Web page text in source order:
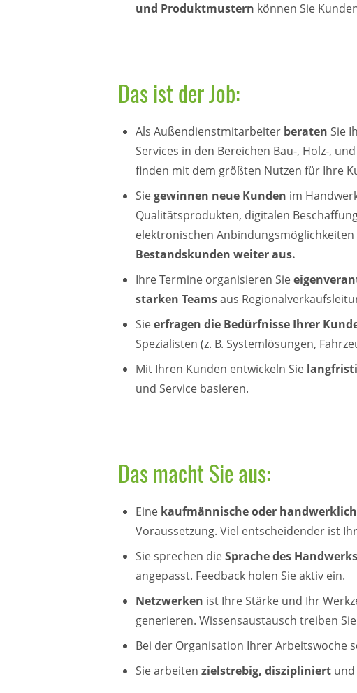
und Produktmustern können Sie
Das ist der Job:
Als Außendienstmitarbeiter beraten Sie
Services in den Bereichen Bau-, Holz-,
finden mit dem größten Nutzen für Ihre
Siegewinnen neue Kunden im
Qualitätsprodukten, digitalen
elektronischen Anbindungsmöglichkeiten
Bestandskunden weiter aus.
Ihre Termine organisieren Sie
starken Teamsaus
Sieerfragen die Bedürfnisse Ihrer
Spezialisten (z. B. Systemlösungen,
Mit Ihren Kunden entwickeln Sie
und Service basieren.
Das macht Sie aus:
Eine kaufmännische oder
Voraussetzung. Viel entscheidender ist
Sie sprechen dieSprache des Handwerks
angepasst. Feedback holen Sie aktiv ein.
Netzwerken ist Ihre Stärke und Ihr
generieren. Wissensaustausch treiben
Bei der Organisation Ihrer Arbeitswoche
Sie arbeiten zielstrebig, diszipliniert und